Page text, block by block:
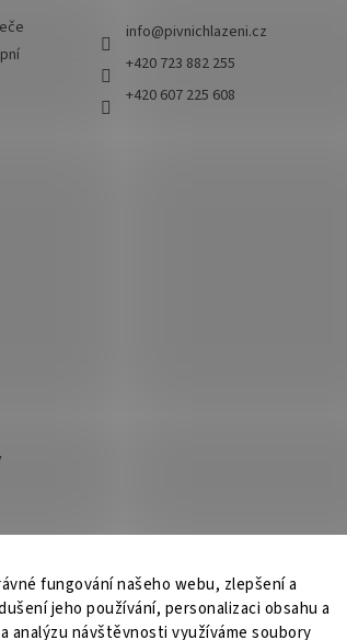
fungování našeho webu, zlepšení a
jeho používání, personalizaci obsahu a
analýzu návštěvnosti využíváme soubory
info@pivnichlazeni.cz
+420 723 882 255
+420 607 225 608
OSMO CZ Barvy Příbram Obchodní podmínky